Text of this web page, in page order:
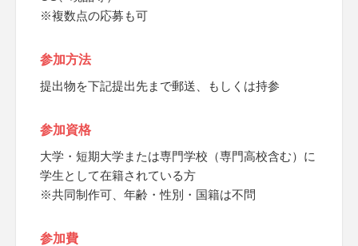
※複数点の応募も可
参加方法
提出物を下記提出先まで郵送、もしくは持参
参加資格
大学・短期大学または専門学校（専門高校含む）に
学生として在籍されている方
※共同制作可、年齢・性別・国籍は不問
参加費